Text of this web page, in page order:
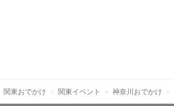
関東おでかけ 関東イベント 神奈川おでかけ